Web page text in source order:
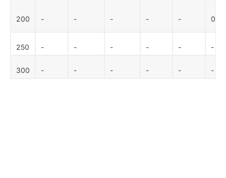
200 - - - - - 0,8
250 - - - - - -
300 - - - - - -